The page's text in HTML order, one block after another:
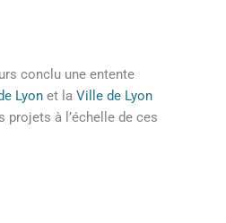
conclu une entente
Lyon et laVille de Lyon
projets à l’échelle de ces